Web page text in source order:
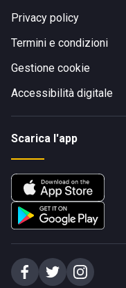
Privacy policy
Termini e condizioni
Gestione cookie
Accessibilità digitale
Scarica l'app